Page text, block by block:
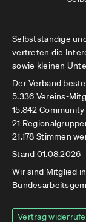
Selbstständige
vertreten die
sowie kleinen
Der Verband
5.336 Vereins-
15.842
21
21.178 Stimmen
Stand 01.08.2026
Wir sind Mitglied
Vertrag